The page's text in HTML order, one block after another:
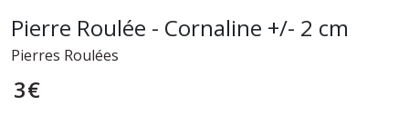
Pierre Roulée - Cornaline +/- 2 cm
Pierres Roulées
3€